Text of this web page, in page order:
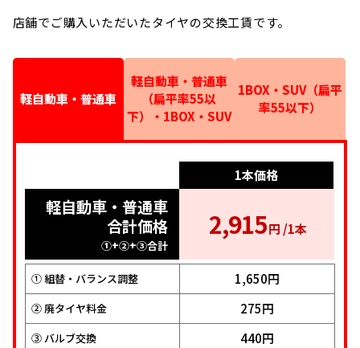
店舗でご購入いただいたタイヤの交換工賃です。
軽自動車・普通車
軽自動車・普通車
（扁平率55以
下）・1BOX・SUV
1BOX・SUV（扁平
率55以下）
1本価格
軽自動車・普通車
合計価格
①+②+③合計
2,915円 /1本
① 組替・バランス調整 1,650円
② 廃タイヤ料金 275円
③ バルブ交換 440円
1本価格
軽自動車・普通車
（扁平率55以
下）・1BOX・
SUV
合計価格
①+②+③合計
3,465円 /1本
① 組替・バランス調整 2,200円
1本価格
1BOX・SUV（扁
平率55以下）
合計価格
①+②+③合計
4,015円 /1本
① 組替・バランス調整 2,750円
② 廃タイヤ料金 275円